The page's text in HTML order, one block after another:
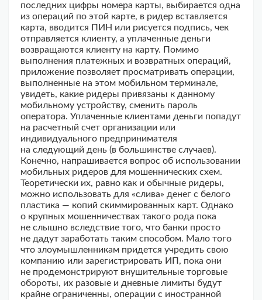
последних цифры номера карты, выбирается одна
из операций по этой карте, в ридер вставляется
карта, вводится ПИН или рисуется подпись, чек
отправляется клиенту, а уплаченные деньги
возвращаются клиенту на карту. Помимо
выполнения платежных и возвратных операций,
приложение позволяет просматривать операции,
выполненные на этом мобильном терминале,
увидеть, какие ридеры привязаны к данному
мобильному устройству, сменить пароль
оператора. Уплаченные клиентами деньги попадут
на расчетный счет организации или
индивидуального предпринимателя
на следующий день (в большинстве случаев).
Конечно, напрашивается вопрос об использовании
мобильных ридеров для мошеннических схем.
Теоретически их, равно как и обычные ридеры,
можно использовать для «слива» денег с белого
пластика — копий скиммированных карт. Однако
о крупных мошенничествах такого рода пока
не слышно вследствие того, что банки просто
не дадут заработать таким способом. Мало того
что злоумышленникам придется учредить свою
компанию или зарегистрировать ИП, пока они
не продемонстрируют внушительные торговые
обороты, их разовые и дневные лимиты будут
крайне ограниченны, операции с иностранной